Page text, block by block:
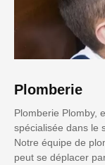
Plomberie
Plomberie Plomby,
spécialisée dans le
Notre équipe de
peut se déplacer